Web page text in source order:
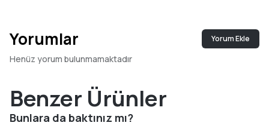
Yorumlar Yorum Ekle
Henüz yorum bulunmamaktadır
Benzer Ürünler
Bunlara da baktınız mı?